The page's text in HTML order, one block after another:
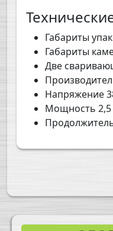
Габариты
Габариты
Две
Напряжение
Мощность 2,5